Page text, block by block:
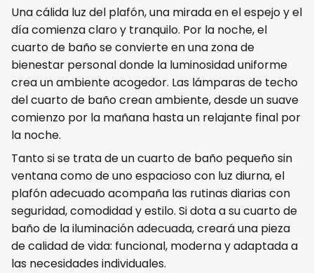
Una cálida luz del plafón, una mirada en el espejo y el
día comienza claro y tranquilo. Por la noche, el
cuarto de baño se convierte en una zona de
bienestar personal donde la luminosidad uniforme
crea un ambiente acogedor. Las lámparas de techo
del cuarto de baño crean ambiente, desde un suave
comienzo por la mañana hasta un relajante final por
la noche.
Tanto si se trata de un cuarto de baño pequeño sin
ventana como de uno espacioso con luz diurna, el
plafón adecuado acompaña las rutinas diarias con
seguridad, comodidad y estilo. Si dota a su cuarto de
baño de la iluminación adecuada, creará una pieza
de calidad de vida: funcional, moderna y adaptada a
las necesidades individuales.